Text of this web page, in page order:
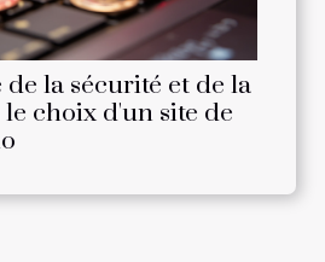
la sécurité et de la
choix d'un site de